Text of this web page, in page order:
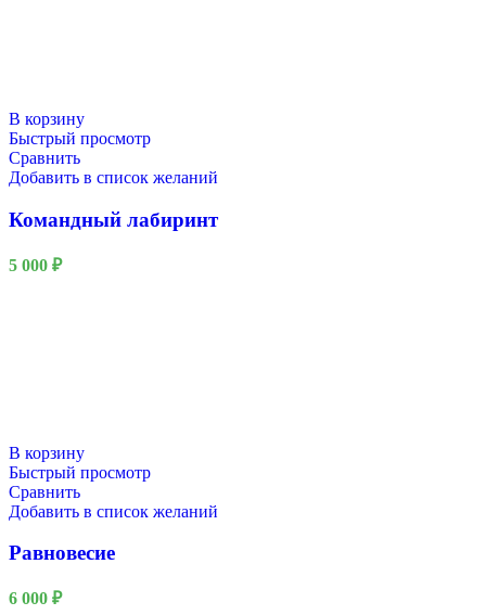
В корзину
Быстрый просмотр
Сравнить
Добавить в список желаний
Командный лабиринт
5 000 ₽
В корзину
Быстрый просмотр
Сравнить
Добавить в список желаний
Равновесие
6 000 ₽